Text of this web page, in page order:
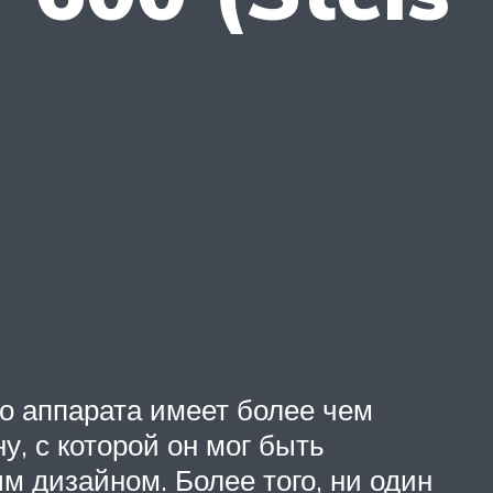
аппарата имеет более чем
с которой он мог быть
дизайном. Более того, ни один